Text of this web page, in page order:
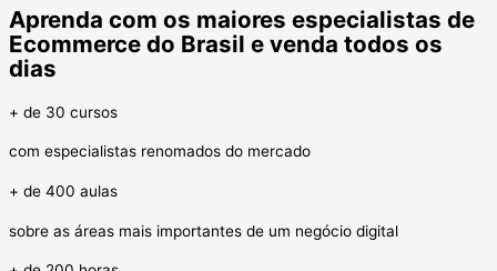
Aprenda com os maiores especialistas de
Ecommerce do Brasil e venda todos os
dias
+ de 30 cursos
com especialistas renomados do mercado
+ de 400 aulas
sobre as áreas mais importantes de um negócio digital